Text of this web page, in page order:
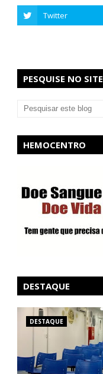
PESQUISE NO SITE
HEMOCENTRO
DESTAQUE
DESTAQUE